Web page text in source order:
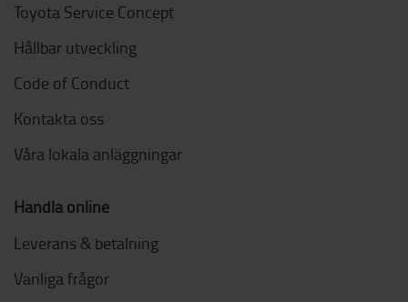
Toyota Service Concept
Hållbar utveckling
Code of Conduct
Kontakta oss
Våra lokala anläggningar
Handla online
Leverans & betalning
Vanliga frågor